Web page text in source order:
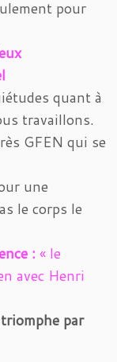
pour
quant à
travaillons.
GFEN qui se
une
le corps le
: « le
avec Henri
par